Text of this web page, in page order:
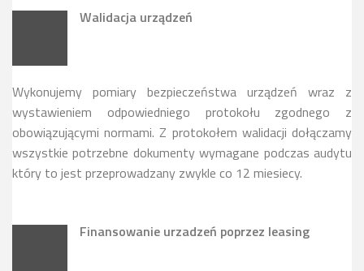
Walidacja urządzeń
Wykonujemy pomiary bezpieczeństwa urządzeń wraz z
wystawieniem odpowiedniego protokołu zgodnego z
obowiązującymi normami. Z protokołem walidacji dołączamy
wszystkie potrzebne dokumenty wymagane podczas audytu
który to jest przeprowadzany zwykle co 12 miesiecy.
Finansowanie urzadzeń poprzez leasing